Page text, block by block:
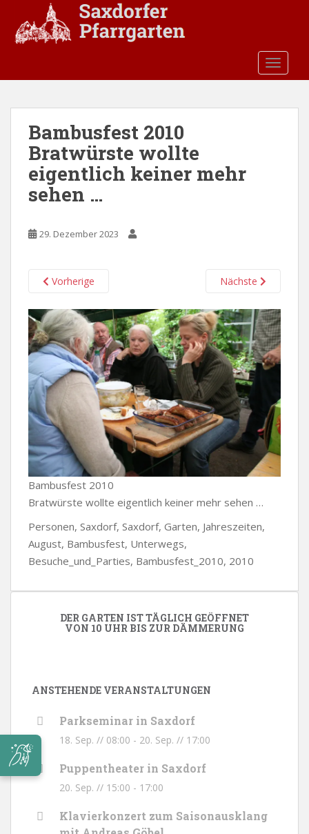
Bambusfest 2010
Bratwürste wollte
eigentlich keiner mehr
sehen …
29. Dezember 2023
Vorherige Nächste
Bambusfest 2010
Bratwürste wollte eigentlich keiner mehr sehen …
Personen, Saxdorf, Saxdorf, Garten, Jahreszeiten,
August, Bambusfest, Unterwegs,
Besuche_und_Parties, Bambusfest_2010, 2010
DER GARTEN IST TÄGLICH GEÖFFNET
VON 10 UHR BIS ZUR DÄMMERUNG
ANSTEHENDE VERANSTALTUNGEN
Parkseminar in Saxdorf
18. Sep. // 08:00 - 20. Sep. // 17:00
Puppentheater in Saxdorf
20. Sep. // 15:00 - 17:00
Klavierkonzert zum Saisonausklang